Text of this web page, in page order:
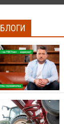
БЛОГИ